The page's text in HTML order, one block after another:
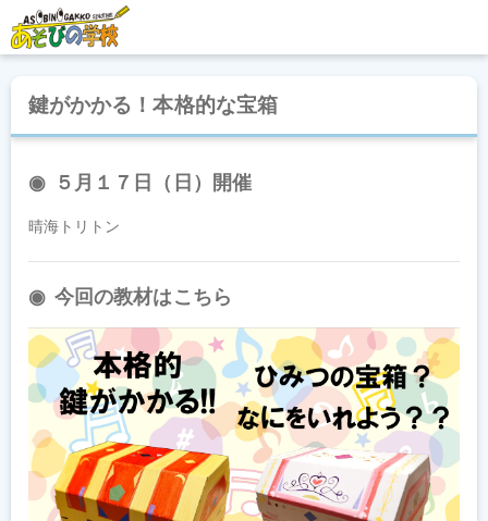
鍵がかかる！本格的な宝箱
５月１７日（日）開催
晴海トリトン
今回の教材はこちら